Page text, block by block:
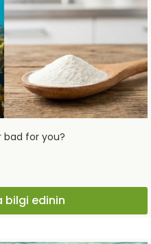
bad for you?
bilgi edinin